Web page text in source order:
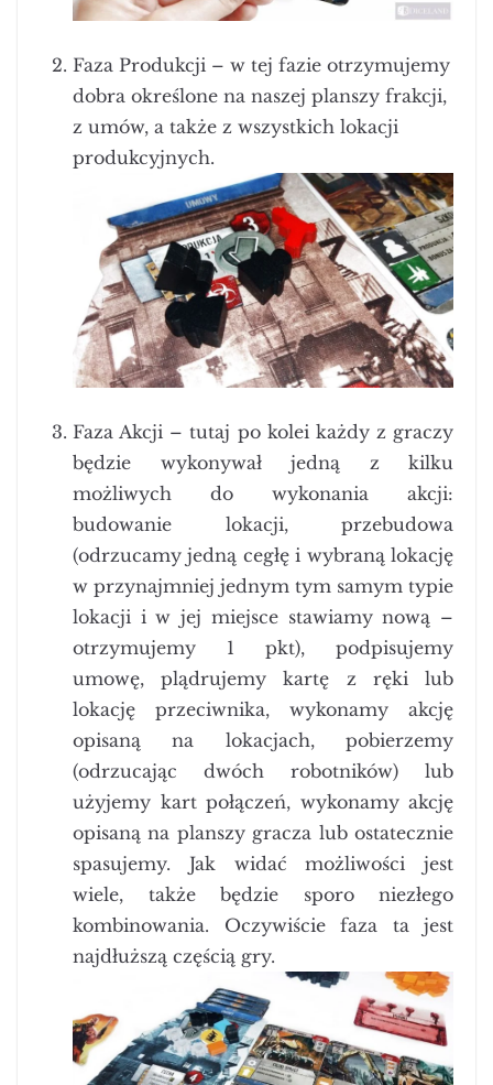
Faza Produkcji – w tej fazie otrzymujemy
dobra określone na naszej planszy frakcji,
z umów, a także z wszystkich lokacji
produkcyjnych.
Faza Akcji – tutaj po kolei każdy z graczy
będzie wykonywał jedną z kilku
możliwych do wykonania akcji:
budowanie lokacji, przebudowa
(odrzucamy jedną cegłę i wybraną lokację
w przynajmniej jednym tym samym typie
lokacji i w jej miejsce stawiamy nową –
otrzymujemy 1 pkt), podpisujemy
umowę, plądrujemy kartę z ręki lub
lokację przeciwnika, wykonamy akcję
opisaną na lokacjach, pobierzemy
(odrzucając dwóch robotników) lub
użyjemy kart połączeń, wykonamy akcję
opisaną na planszy gracza lub ostatecznie
spasujemy. Jak widać możliwości jest
wiele, także będzie sporo niezłego
kombinowania. Oczywiście faza ta jest
najdłuższą częścią gry.